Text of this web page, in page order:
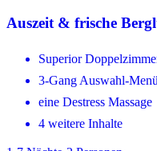
Auszeit & frische
Superior
3-Gang Auswahl-
eine Destress Massage
4 weitere Inhalte